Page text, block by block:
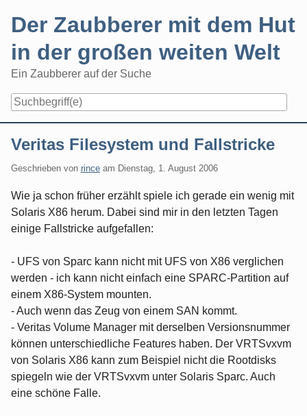
Der Zaubberer mit dem Hut
in der großen weiten Welt
Ein Zaubberer auf der Suche
Veritas Filesystem und Fallstricke
Geschrieben von rince am Dienstag, 1. August 2006
Wie ja schon früher erzählt spiele ich gerade ein wenig mit
Solaris X86 herum. Dabei sind mir in den letzten Tagen
einige Fallstricke aufgefallen:
- UFS von Sparc kann nicht mit UFS von X86 verglichen
werden - ich kann nicht einfach eine SPARC-Partition auf
einem X86-System mounten.
- Auch wenn das Zeug von einem SAN kommt.
- Veritas Volume Manager mit derselben Versionsnummer
können unterschiedliche Features haben. Der VRTSvxvm
von Solaris X86 kann zum Beispiel nicht die Rootdisks
spiegeln wie der VRTSvxvm unter Solaris Sparc. Auch
eine schöne Falle.